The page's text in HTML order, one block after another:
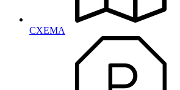
СХЕМА